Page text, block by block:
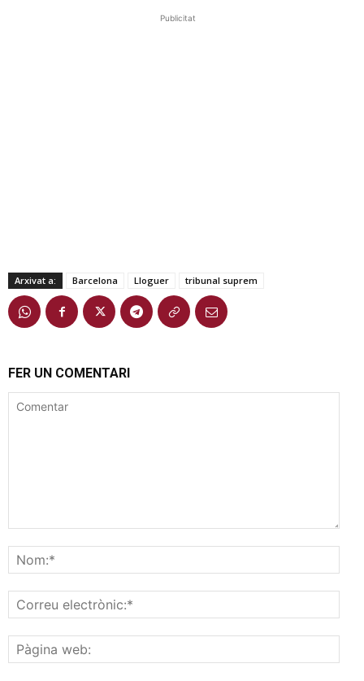
Publicitat
Arxivat a: Barcelona Lloguer tribunal suprem
FER UN COMENTARI
web: